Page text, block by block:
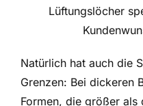
Lüftungslöcher
Natürlich hat auch die
Grenzen: Bei dickeren
Formen, die größer als